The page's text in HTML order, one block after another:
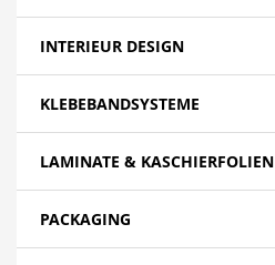
Papier
Canvas
Mesh
Textilien
INTERIEUR DESIGN
KLEBEBANDSYSTEME
LAMINATE & KASCHIERFOLIEN
PACKAGING